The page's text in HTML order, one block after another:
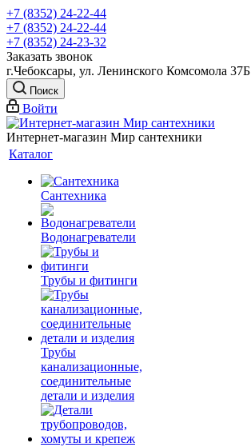
+7 (8352) 24-22-44
+7 (8352) 24-22-44
+7 (8352) 24-23-32
Заказать звонок
г.Чебоксары, ул. Ленинского Комсомола 37Б
Поиск
Войти
Интернет-магазин Мир сантехники
Каталог
Сантехника
Водонагреватели
Трубы и фитинги
Трубы
канализационные,
соединительные
детали и изделия